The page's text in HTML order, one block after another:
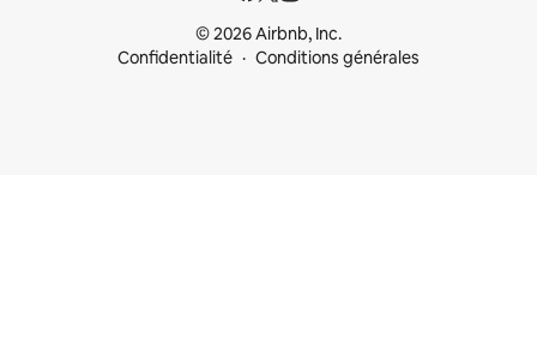
© 2026 Airbnb, Inc.
Confidentialité
Conditions générales